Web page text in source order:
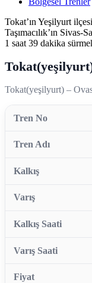
Tokat’ın Yeşilyurt
Taşımacılık’ın
1 saat 39 dakika
Tokat(yeşilyurt) –